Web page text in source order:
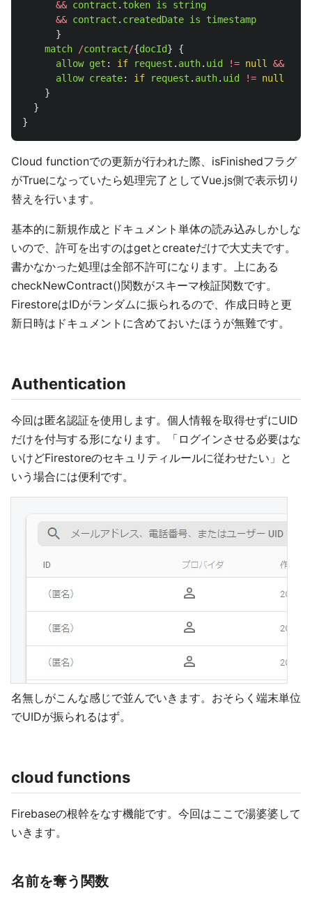
&& contract . token is
string
&& contract . createdDate is
timestamp
}
match
/contract/{docId}
{
allow get : if request . auth. uid != null &&
allow create: if request . auth. uid != null
}
}
}
Cloud functionでの更新が行われた際、isFinishedフラグ
がTrueになっていたら処理完了としてVue.js側で表示切り
替えを行います。
基本的に新規作成とドキュメント単体の読み込みしかしな
いので、許可を出すのはgetとcreateだけで大丈夫です。
書かなかった処理は全部不許可になります。上にある
checkNewContract()関数がスキーマ検証関数です。
FirestoreはIDがランダムに振られるので、作成日時と更
新日時はドキュメントに含めておいたほうが無難です。
Authentication
今回は匿名認証を使用します。個人情報を取得せずにUID
だけを付与する形になります。「ログインさせる必要はな
いけどFirestoreのセキュリティルールに従わせたい」と
いう場合には便利です。
名無しがこんな感じで並んでいきます。おそらく端末単位
でUIDが振られるはず。
cloud functions
Firebaseの根幹をなす機能です。今回はここで湯婆婆して
いきます。
名前を奪う関数